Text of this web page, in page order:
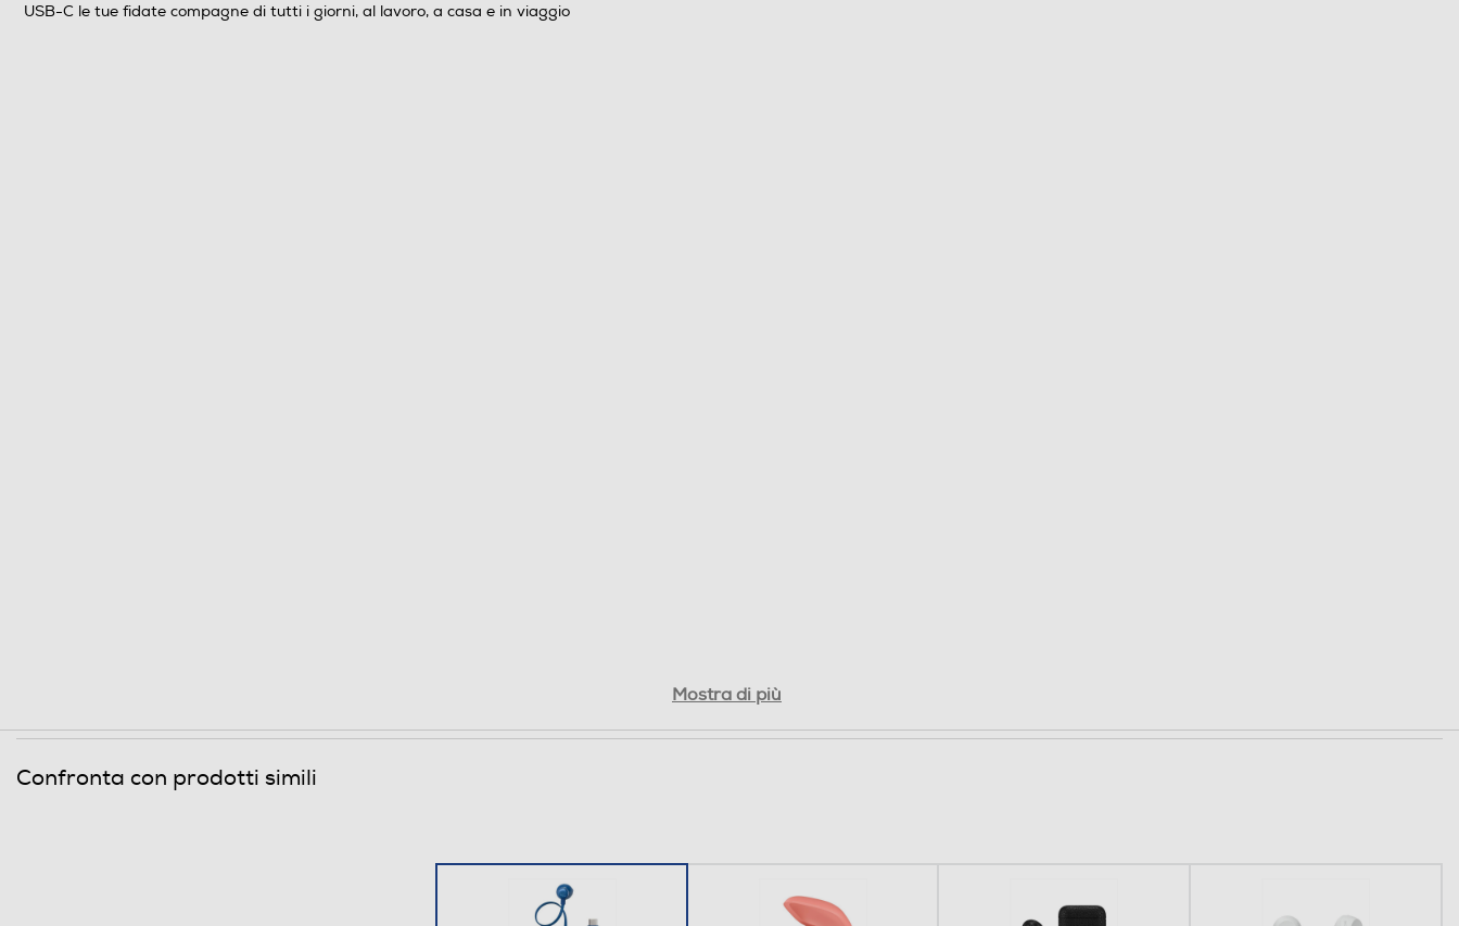
USB-C. Leggere, comode e compatte. Una coppia di
USB-C le tue fidate compagne di tutti i giorni, al lavoro, a casa e in viaggio
Mostra di più
Confronta con prodotti simili